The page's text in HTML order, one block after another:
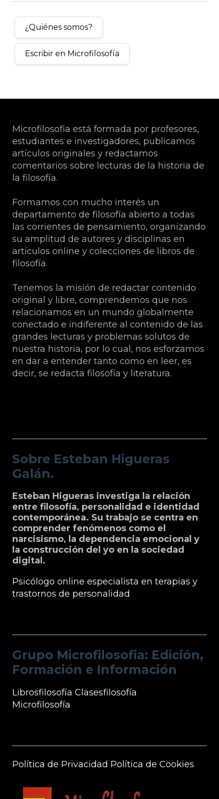
¿Quiénes somos?
Escribir en Microfilosofía
Microfilosofia está formada por profesores,
estudiantes e investigadores, publicamos
artículos originales y redactamos
comentarios sobre lecturas de la historia de
la filosofía.
Formamos con mucho interés un
departamento de filosofía abierto a todas
las corrientes de pensamiento, organizando
su amplitud de autores y disciplinas en
artículos online y colecciones de libros de
filosofía.
Tenemos la misión de redactar contenido
original y libre, comprendemos que nos
relacionamos en un mundo globalmente
conectado e indiferente al contenido de las
grandes lecturas y problemas solutos de
nuestra historia, por lo cual, nos esforzamos
en dar a entender tanto como en leer, es
decir, se redacta filosofía y literatura.
Sobre Esteban Higueras
Galán.
Esteban Higueras investiga la relación
entre filosofía, personalidad e identidad
contemporánea. Su trabajo se centra en
comprender fenómenos como el
narcisismo, la dependencia emocional y
la construcción del yo en la sociedad
digital.
Psicólogo online especialista en terapias y
trastornos de personalidad
Grupo Microfilosofia: Edición,
Formación e Información
Librosfilosofía Clasesfilosofía
Microfilosofía
Política de Privacidad Política de Cookies